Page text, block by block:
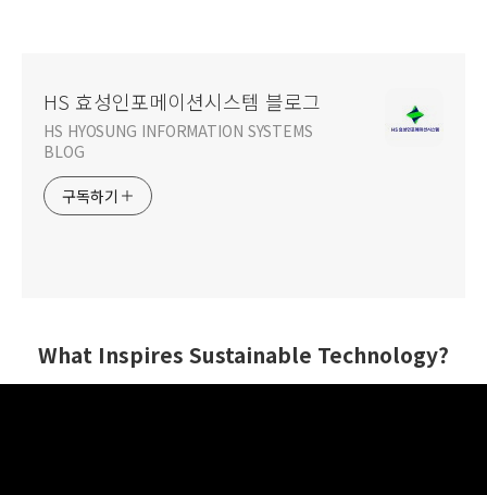
HS 효성인포메이션시스템 블로그
HS HYOSUNG INFORMATION SYSTEMS
BLOG
구독하기
What Inspires Sustainable Technology?